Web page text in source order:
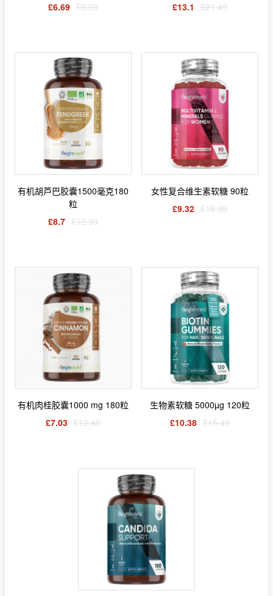
£6.69 £9.99
£13.1 £21.49
有机胡芦巴胶囊1500毫克180
粒
£8.7 £12.99
女性复合维生素软糖 90粒
£9.32 £15.99
有机肉桂胶囊1000 mg 180粒
£7.03 £12.49
生物素软糖 5000µg 120粒
£10.38 £15.49